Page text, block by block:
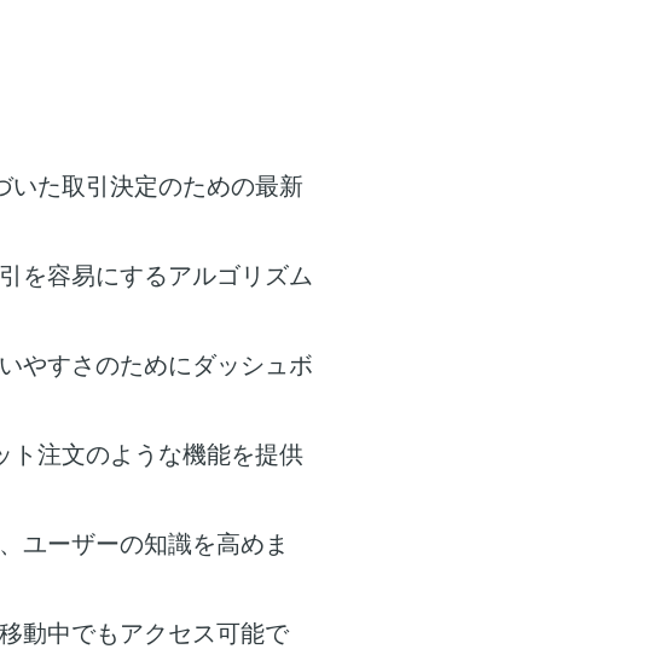
いた取引決定のための最新
を容易にするアルゴリズム
やすさのためにダッシュボ
ト注文のような機能を提供
ユーザーの知識を高めま
動中でもアクセス可能で